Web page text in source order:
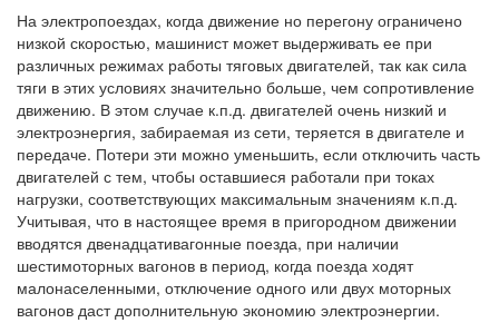
На электропоездах, когда движение но перегону ограничено
низкой скоростью, машинист может выдерживать ее при
различных режимах работы тяговых двигателей, так как сила
тяги в этих условиях значительно больше, чем сопротивление
движению. В этом случае к.п.д. двигателей очень низкий и
электроэнергия, забираемая из сети, теряется в двигателе и
передаче. Потери эти можно уменьшить, если отключить часть
двигателей с тем, чтобы оставшиеся работали при токах
нагрузки, соответствующих максимальным значениям к.п.д.
Учитывая, что в настоящее время в пригородном движении
вводятся двенадцативагонные поезда, при наличии
шестимоторных вагонов в период, когда поезда ходят
малонаселенными, отключение одного или двух моторных
вагонов даст дополнительную экономию электроэнергии.